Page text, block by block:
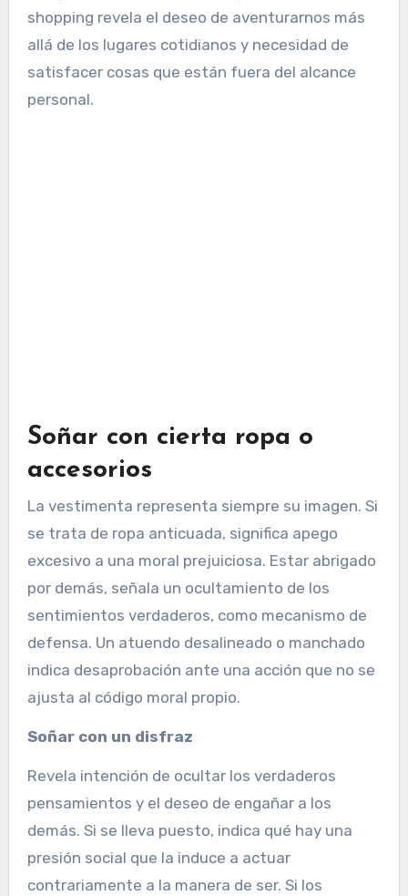
shopping revela el deseo de aventurarnos más
allá de los lugares cotidianos y necesidad de
satisfacer cosas que están fuera del alcance
personal.
Soñar con cierta ropa o
accesorios
La vestimenta representa siempre su imagen. Si
se trata de ropa anticuada, significa apego
excesivo a una moral prejuiciosa. Estar abrigado
por demás, señala un ocultamiento de los
sentimientos verdaderos, como mecanismo de
defensa. Un atuendo desalineado o manchado
indica desaprobación ante una acción que no se
ajusta al código moral propio.
Soñar con un disfraz
Revela intención de ocultar los verdaderos
pensamientos y el deseo de engañar a los
demás. Si se lleva puesto, indica qué hay una
presión social que la induce a actuar
contrariamente a la manera de ser. Si los